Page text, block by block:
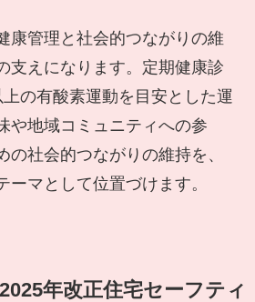
康管理と社会的つながりの維
支えになります。定期健康診
の有酸素運動を目安とした運
や地域コミュニティへの参
の社会的つながりの維持を、
ーマとして位置づけます。
年改正住宅セーフティ